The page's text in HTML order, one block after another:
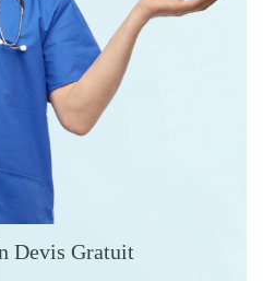
Devis Gratuit